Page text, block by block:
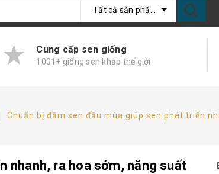
Cung cấp sen giống
1001+ giống sen khắp thế giới
Chuẩn bị đầm sen đầu mùa giúp sen phát triển
nhanh, ra hoa sớm, năng suất